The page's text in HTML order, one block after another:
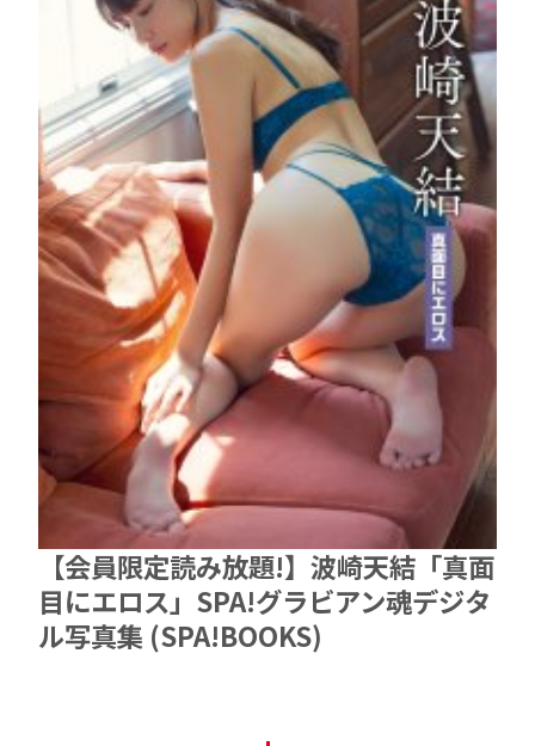
【会員限定読み放題!】波崎天結「真面
目にエロス」SPA!グラビアン魂デジタ
ル写真集 (SPA!BOOKS)